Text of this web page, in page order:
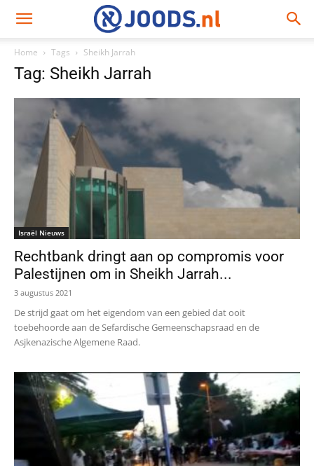
Home Tags Sheikh Jarrah
Tag: Sheikh Jarrah
Israël Nieuws
Rechtbank dringt aan op compromis voor
Palestijnen om in Sheikh Jarrah...
3 augustus 2021
De strijd gaat om het eigendom van een gebied dat ooit
toebehoorde aan de Sefardische Gemeenschapsraad en de
Asjkenazische Algemene Raad.